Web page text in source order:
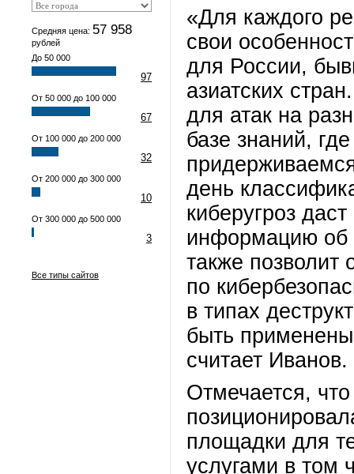
Средняя цена: 57 958
рублей
До 50 000
97
От 50 000 до 100 000
67
От 100 000 до 200 000
32
От 200 000 до 300 000
10
От 300 000 до 500 000
3
Все типы сайтов
«Для каждого
свои
для России,
азиатских
для атак на
базе знаний,
день
киберугроз
информацию об
также позволит
по
в типах
быть
считает Иванов.
Отмечается,
площадки для
услугами в том